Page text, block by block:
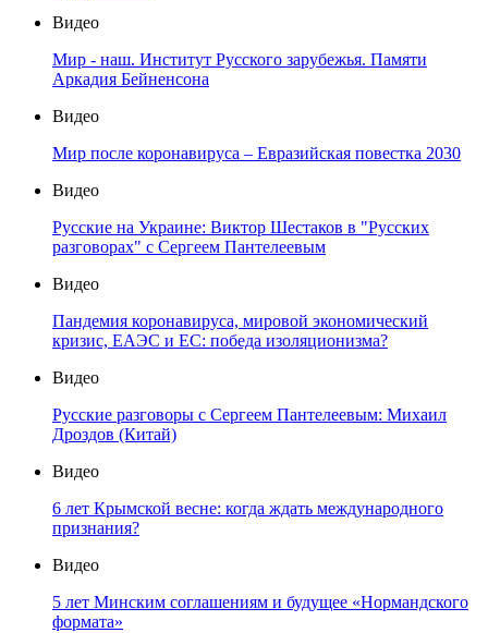
Видео
Мир - наш. Институт Русского зарубежья. Памяти
Аркадия Бейненсона
Видео
Мир после коронавируса – Евразийская повестка 2030
Видео
Русские на Украине: Виктор Шестаков в "Русских
разговорах" с Сергеем Пантелеевым
Видео
Пандемия коронавируса, мировой экономический
кризис, ЕАЭС и ЕС: победа изоляционизма?
Видео
Русские разговоры с Сергеем Пантелеевым: Михаил
Дроздов (Китай)
Видео
6 лет Крымской весне: когда ждать международного
признания?
Видео
5 лет Минским соглашениям и будущее «Нормандского
формата»